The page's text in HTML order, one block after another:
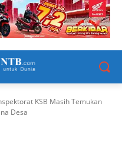
KSB Masih Temukan
Desa